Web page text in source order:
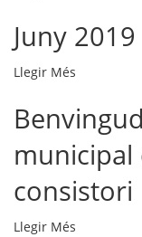
-Juny 2019
Juny
-
Llegir Més
municipal
consistori
Benvinguda
Llegir Més